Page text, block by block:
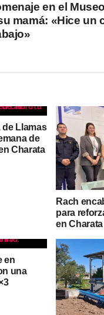
en el
mamá: «Hice un
de Llamas
de
Charata
Rach
para
en Charata
en
una